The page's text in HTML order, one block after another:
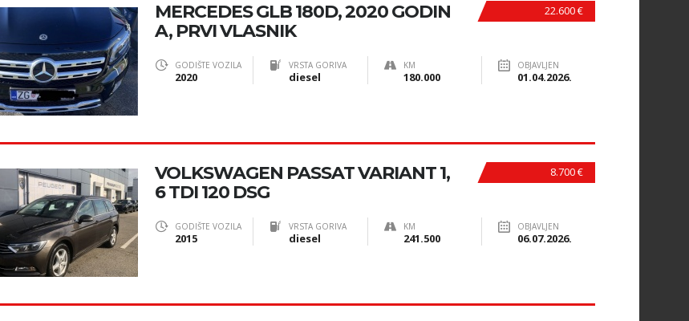
22.600 €
MERCEDES GLB 180D, 2020 GODIN
A, PRVI VLASNIK
GODIŠTE VOZILA
2020
VRSTA GORIVA
diesel
KM
180.000
OBJAVLJEN
01.04.2026.
8.700 €
VOLKSWAGEN PASSAT VARIANT 1,
6 TDI 120 DSG
GODIŠTE VOZILA
2015
VRSTA GORIVA
diesel
KM
241.500
OBJAVLJEN
06.07.2026.